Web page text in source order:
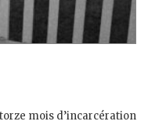
mois d’incarcération